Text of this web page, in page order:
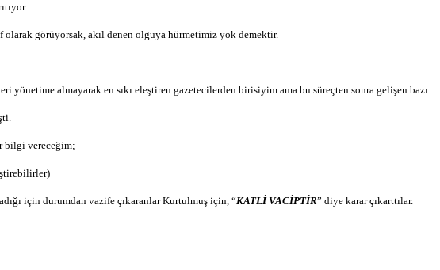
olarak görüyorsak, akıl denen olguya hürmetimiz yok demektir.
yönetime almayarak en sıkı eleştiren gazetecilerden birisiyim ama bu süreçten sonra gelişen bazı
bilgi vereceğim;
için durumdan vazife çıkaranlar Kurtulmuş için, “KATLİ VACİPTİR” diye karar çıkarttılar.